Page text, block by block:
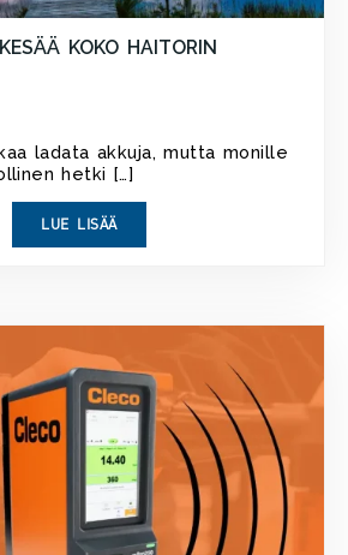
KOKO HAITORIN
ladata akkuja, mutta monille
hetki […]
LUE LISÄÄ